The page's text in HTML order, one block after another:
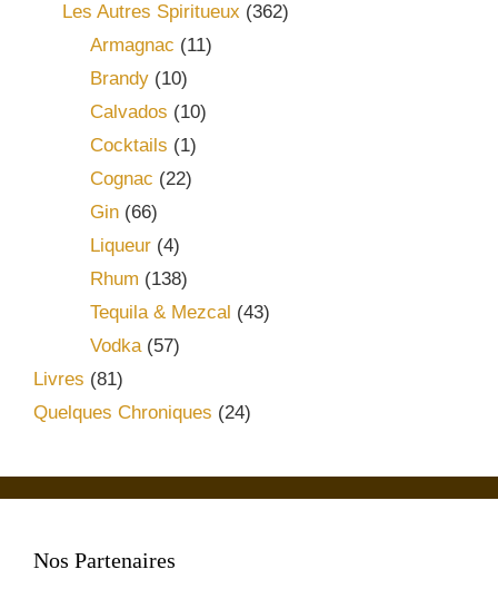
Les Autres Spiritueux (362)
Armagnac (11)
Brandy (10)
Calvados (10)
Cocktails (1)
Cognac (22)
Gin (66)
Liqueur (4)
Rhum (138)
Tequila & Mezcal (43)
Vodka(57)
Livres (81)
Quelques Chroniques (24)
Nos Partenaires